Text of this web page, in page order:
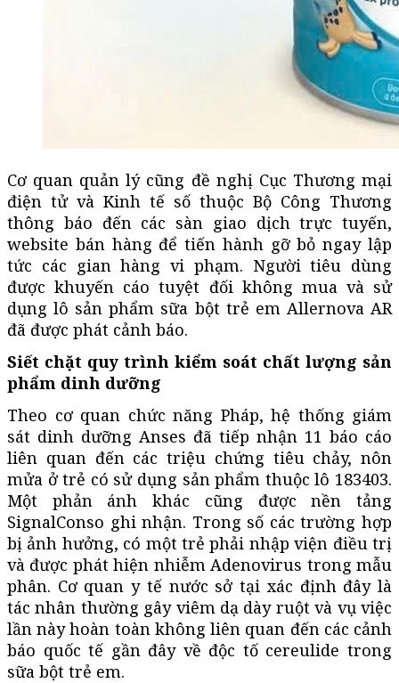
Cơ quan quản lý cũng đề nghị Cục Thương mại
điện tử và Kinh tế số thuộc Bộ Công Thương
thông báo đến các sàn giao dịch trực tuyến,
website bán hàng để tiến hành gỡ bỏ ngay lập
tức các gian hàng vi phạm. Người tiêu dùng
được khuyến cáo tuyệt đối không mua và sử
dụng lô sản phẩm sữa bột trẻ em Allernova AR
đã được phát cảnh báo.
Siết chặt quy trình kiểm soát chất lượng sản
phẩm dinh dưỡng
Theo cơ quan chức năng Pháp, hệ thống giám
sát dinh dưỡng Anses đã tiếp nhận 11 báo cáo
liên quan đến các triệu chứng tiêu chảy, nôn
mửa ở trẻ có sử dụng sản phẩm thuộc lô 183403.
Một phản ánh khác cũng được nền tảng
SignalConso ghi nhận. Trong số các trường hợp
bị ảnh hưởng, có một trẻ phải nhập viện điều trị
và được phát hiện nhiễm Adenovirus trong mẫu
phân. Cơ quan y tế nước sở tại xác định đây là
tác nhân thường gây viêm dạ dày ruột và vụ việc
lần này hoàn toàn không liên quan đến các cảnh
báo quốc tế gần đây về độc tố cereulide trong
sữa bột trẻ em.